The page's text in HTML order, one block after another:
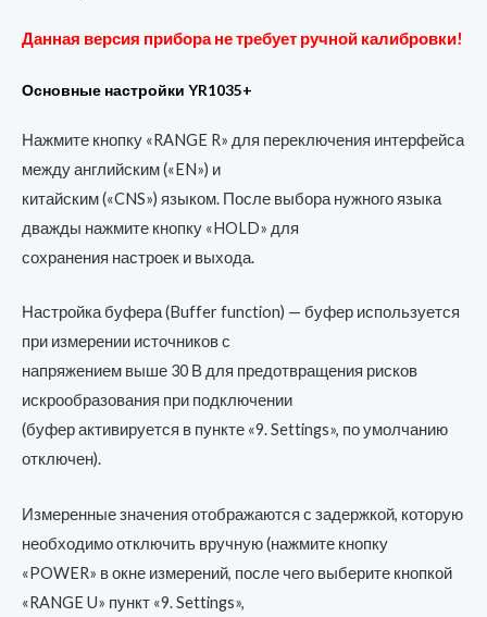
Данная версия прибора не требует ручной калибровки!
Основные настройки YR1035+
Нажмите кнопку «RANGE R» для переключения интерфейса
между английским («EN») и
китайским («CNS») языком. После выбора нужного языка
дважды нажмите кнопку «HOLD» для
сохранения настроек и выхода.
Настройка буфера (Buffer function) — буфер используется
при измерении источников с
напряжением выше 30 В для предотвращения рисков
искрообразования при подключении
(буфер активируется в пункте «9. Settings», по умолчанию
отключен).
Измеренные значения отображаются с задержкой, которую
необходимо отключить вручную (нажмите кнопку
«POWER» в окне измерений, после чего выберите кнопкой
«RANGE U» пункт «9. Settings»,